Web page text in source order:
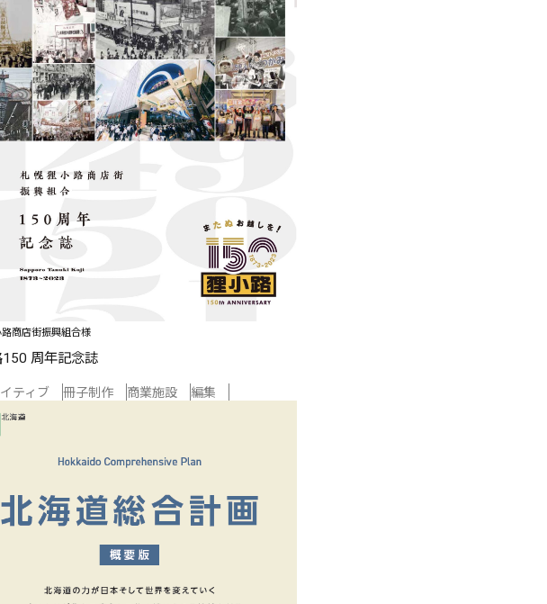
商店街振興組合様
150 周年記念誌
ティブ 冊子制作 商業施設 編集